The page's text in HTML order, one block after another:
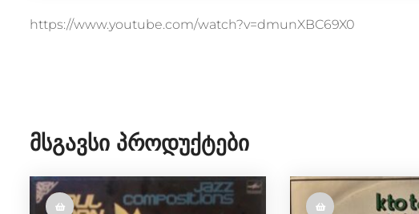
https://www.youtube.com/watch?v=dmunXBC69X0
Მსგავსი Პროდუქტები